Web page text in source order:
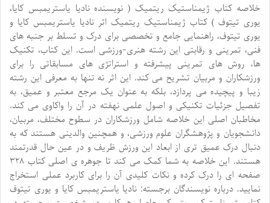
خلاصه کتاب ژیمناستیک ریتمیک ( نویسنده نادیا یاستریمبس کایا،
یوری تیتوف ) کتاب ژیمناستیک ریتمیک اثر نادیا یاستریمبس کایا و
یوری تیتوف، راهنمایی جامع و تخصصی برای درک و تسلط بر جنبه های
فنی، تمرینی و رقابتی این رشته هنری-ورزشی است. این کتاب، تکنیک
ها، روش های تمرینی پیشرفته و استراتژی های مسابقاتی را برای
ورزشکاران و مربیان تشریح می کند. این اثر نه تنها به معرفی این رشته
زیبا و پیچیده می پردازد، بلکه به عنوان یک مرجع معتبر و عمیق، به
تفصیل جزئیات تکنیکی و اصول علمی نهفته در آن را واکاوی می کند.
مخاطبان اصلی این خلاصه شامل ورزشکاران در سطوح مختلف، مربیان،
دانشجویان و پژوهشگران علوم ورزشی، و همچنین والدینی هستند که به
دنبال درک عمیق تری از ابعاد این ورزش ظریف و در عین حال قدرتمند
هستند. این خلاصه به شما کمک می کند تا جوهره ی اصلی کتاب ۳۲۸
صفحه ای را درک کرده و نکات کلیدی آن را برای کاربرد عملی استخراج
نمایید. درباره نویسندگان برجسته: نادیا یاستریمبس کایا و یوری تیتوف